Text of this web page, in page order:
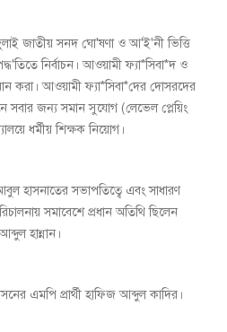
জাতীয় সনদ ঘো'ষণা ও আ'ই'নী ভিত্তি
নির্বাচন। আওয়ামী ফ্যা*সিবা*দ ও
করা। আওয়ামী ফ্যা*সিবা*দের দোসরদের
সবার জন্য সমান সুযোগ (লেভেল প্লেয়িং
ধর্মীয় শিক্ষক নিয়োগ।
হাসনাতের সভাপতিত্বে এবং সাধারণ
সমাবেশে প্রধান অতিথি ছিলেন
হান্নান।
এমপি প্রার্থী হাফিজ আব্দুল কাদির।